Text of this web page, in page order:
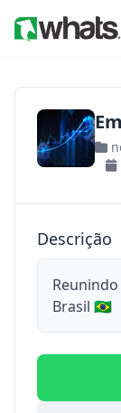
Descrição
Brasil 🇧🇷